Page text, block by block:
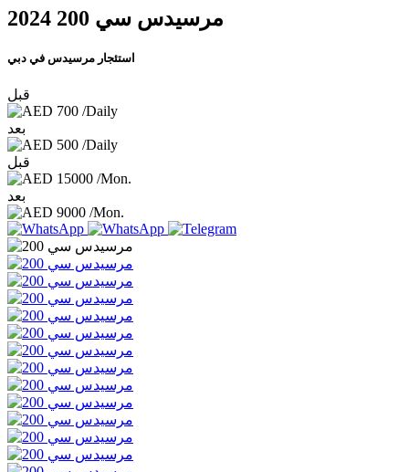
2024 مرسيدس سي 200
استئجار مرسيدس في دبي
قبل
700 /Daily
بعد
500 /Daily
قبل
15000 /Mon.
بعد
9000 /Mon.